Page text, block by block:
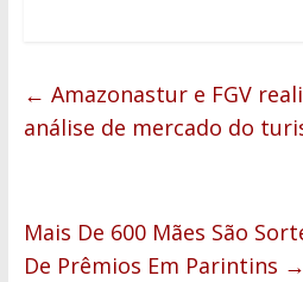
← Amazonastur e FGV
análise de mercado do
Mais De 600 Mães São
De Prêmios Em Parintins →